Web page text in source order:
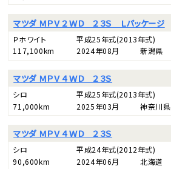
マツダ ＭＰＶ ２ＷＤ ２３Ｓ Ｌパッケージ
Ｐホワイト 平成25年式(2013年式)
117,100km
2024年08月 新潟県
マツダ ＭＰＶ ４ＷＤ ２３Ｓ
シロ 平成25年式(2013年式)
71,000km
2025年03月 神奈川県
マツダ ＭＰＶ ４ＷＤ ２３Ｓ
シロ 平成24年式(2012年式)
90,600km
2024年06月 北海道